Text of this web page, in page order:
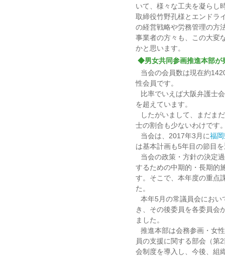
いて、様々な工夫を凝らし
取締役竹野孔様とエンドラ
の経営戦略や労務管理の方
事業者の方々も、この大変
かと思います。
◆男女共同参画推進本部が
当会の会員数は現在約
性会員です。
比率でいえば大阪弁護士
を超えています。
したがいまして、まだま
士の割合も少ないわけです
当会は、2017年3月に福
は基本計画も5年目の節目
当会の政策・方針の決定
するための中期的・長期的
す。そこで、本年度の重点
た。
本年5月の常議員会にお
き、その後委員を各委員会
ました。
推進本部は会務参画・女
員の支援に関する部会（第
会制度を導入し、今後、組